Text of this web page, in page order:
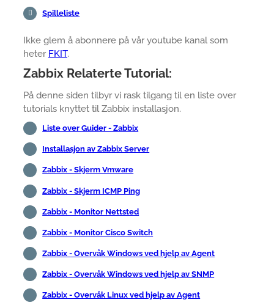
Spilleliste
Ikke glem å abonnere på vår youtube kanal som
heter FKIT.
Zabbix Relaterte Tutorial:
På denne siden tilbyr vi rask tilgang til en liste over
tutorials knyttet til Zabbix installasjon.
Liste over Guider - Zabbix
Installasjon av Zabbix Server
Zabbix - Skjerm Vmware
Zabbix - Skjerm ICMP Ping
Zabbix - Monitor Nettsted
Zabbix - Monitor Cisco Switch
Zabbix - Overvåk Windows ved hjelp av Agent
Zabbix - Overvåk Windows ved hjelp av SNMP
Zabbix - Overvåk Linux ved hjelp av Agent